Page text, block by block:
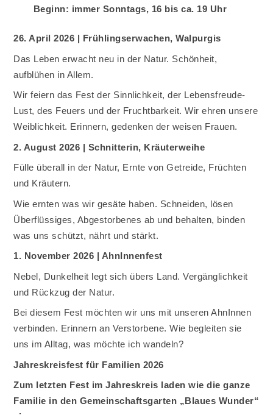
Beginn: immer Sonntags, 16 bis ca. 19 Uhr
26. April 2026 | Frühlingserwachen, Walpurgis
Das Leben erwacht neu in der Natur. Schönheit,
aufblühen in Allem.
Wir feiern das Fest der Sinnlichkeit, der Lebensfreude-
Lust, des Feuers und der Fruchtbarkeit. Wir ehren unsere
Weiblichkeit. Erinnern, gedenken der weisen Frauen.
2. August 2026 | Schnitterin, Kräuterweihe
Fülle überall in der Natur, Ernte von Getreide, Früchten
und Kräutern.
Wie ernten was wir gesäte haben. Schneiden, lösen
Überflüssiges, Abgestorbenes ab und behalten, binden
was uns schützt, nährt und stärkt.
1. November 2026 | AhnInnenfest
Nebel, Dunkelheit legt sich übers Land. Vergänglichkeit
und Rückzug der Natur.
Bei diesem Fest möchten wir uns mit unseren AhnInnen
verbinden. Erinnern an Verstorbene. Wie begleiten sie
uns im Alltag, was möchte ich wandeln?
Jahreskreisfest für Familien 2026
Zum letzten Fest im Jahreskreis laden wie die ganze
Familie in den Gemeinschaftsgarten „Blaues Wunder“